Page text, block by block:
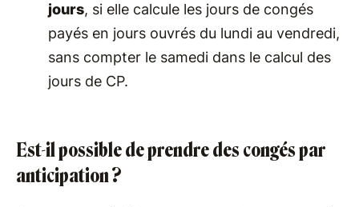
jours, si elle calcule les jours de congés
payés en jours ouvrés du lundi au vendredi,
sans compter le samedi dans le calcul des
jours de CP.
Est-il possible de prendre des congés par
anticipation ?